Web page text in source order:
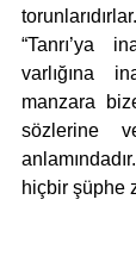
“Tanrı’ya
varlığına
manzara
sözlerine
hiçbir şüphe